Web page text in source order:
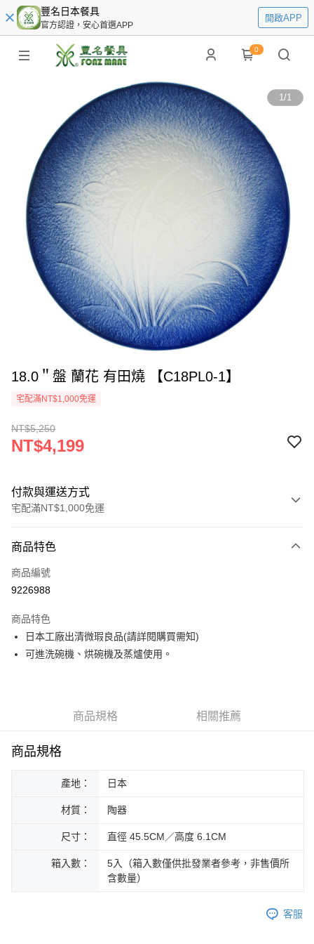
豐名日本餐具
官方認證，安心首選APP
開啟APP
0
1/1
18.0＂盤 蘭花 有田燒 【C18PL0-1】
宅配滿NT$1,000免運
NT$5,250
NT$4,199
付款與運送方式
宅配滿NT$1,000免運
信用卡一次付款
LINE Pay
街口支付
悠遊付
運送方式
每筆NT$200，滿NT$1,000(含以上)免運費
黑貓外島宅配
每筆NT$360
商品特色
商品編號
9226988
商品特色
日本工廠出清微瑕良品(請詳閱購買需知)
可進洗碗機、烘碗機及蒸爐使用。
商品規格 相關推薦
商品規格
產地： 日本
材質： 陶器
尺寸： 直徑 45.5CM／高度 6.1CM
箱入數：
5入（箱入數僅供批發業者參考，非售價所
含數量）
客服